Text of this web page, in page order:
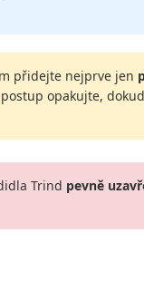
přidejte nejprve jen
opakujte,
Trind pevně